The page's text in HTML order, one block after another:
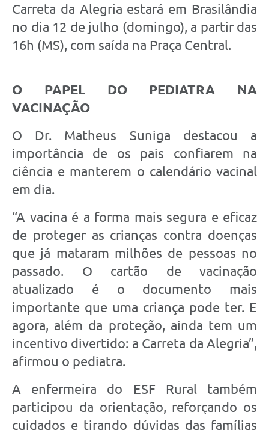
Carreta da Alegria estará em Brasilândia
no dia 12 de julho (domingo), a partir das
16h (MS), com saída na Praça Central.
O PAPEL DO PEDIATRA NA
VACINAÇÃO
O Dr. Matheus Suniga destacou a
importância de os pais confiarem na
ciência e manterem o calendário vacinal
em dia.
“A vacina é a forma mais segura e eficaz
de proteger as crianças contra doenças
que já mataram milhões de pessoas no
passado. O cartão de vacinação
atualizado é o documento mais
importante que uma criança pode ter. E
agora, além da proteção, ainda tem um
incentivo divertido: a Carreta da Alegria”,
afirmou o pediatra.
A enfermeira do ESF Rural também
participou da orientação, reforçando os
cuidados e tirando dúvidas das famílias